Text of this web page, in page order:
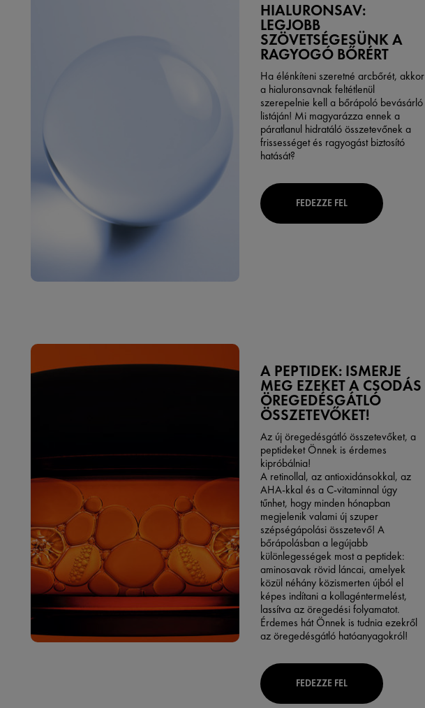
HIALURONSAV:
LEGJOBB
SZÖVETSÉGESÜNK A
RAGYOGÓ BŐRÉRT
Ha élénkíteni szeretné arcbőrét, akkor
a hialuronsavnak feltétlenül
szerepelnie kell a bőrápoló bevásárló
listáján! Mi magyarázza ennek a
páratlanul hidratáló összetevőnek a
frissességet és ragyogást biztosító
hatását?
FEDEZZE FEL
A PEPTIDEK: ISMERJE
MEG EZEKET A CSODÁS
ÖREGEDÉSGÁTLÓ
ÖSSZETEVŐKET!
Az új öregedésgátló összetevőket, a
peptideket Önnek is érdemes
kipróbálnia!
A retinollal, az antioxidánsokkal, az
AHA-kkal és a C-vitaminnal úgy
tűnhet, hogy minden hónapban
megjelenik valami új szuper
szépségápolási összetevő! A
bőrápolásban a legújabb
különlegességek most a peptidek:
aminosavak rövid láncai, amelyek
közül néhány közismerten újból el
képes indítani a kollagéntermelést,
lassítva az öregedési folyamatot.
Érdemes hát Önnek is tudnia ezekről
az öregedésgátló hatóanyagokról!
FEDEZZE FEL